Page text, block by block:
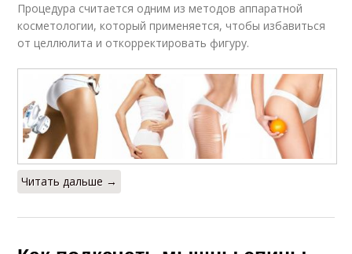
Процедура считается одним из методов аппаратной
косметологии, который применяется, чтобы избавиться
от целлюлита и откорректировать фигуру.
Читать дальше →